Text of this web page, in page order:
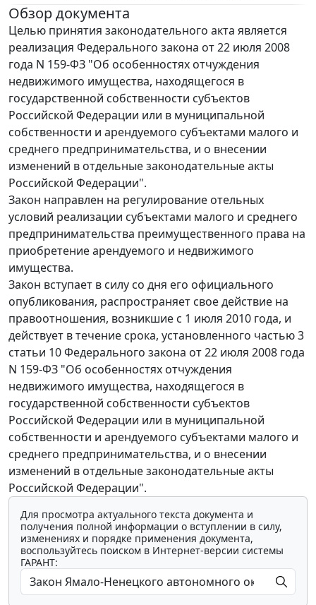
Обзор документа
Целью принятия законодательного акта является
реализация Федерального закона от 22 июля 2008
года N 159-ФЗ "Об особенностях отчуждения
недвижимого имущества, находящегося в
государственной собственности субъектов
Российской Федерации или в муниципальной
собственности и арендуемого субъектами малого и
среднего предпринимательства, и о внесении
изменений в отдельные законодательные акты
Российской Федерации".
Закон направлен на регулирование отельных
условий реализации субъектами малого и среднего
предпринимательства преимущественного права на
приобретение арендуемого и недвижимого
имущества.
Закон вступает в силу со дня его официального
опубликования, распространяет свое действие на
правоотношения, возникшие с 1 июля 2010 года, и
действует в течение срока, установленного частью 3
статьи 10 Федерального закона от 22 июля 2008 года
N 159-ФЗ "Об особенностях отчуждения
недвижимого имущества, находящегося в
государственной собственности субъектов
Российской Федерации или в муниципальной
собственности и арендуемого субъектами малого и
среднего предпринимательства, и о внесении
изменений в отдельные законодательные акты
Российской Федерации".
Для просмотра актуального текста документа и
получения полной информации о вступлении в силу,
изменениях и порядке применения документа,
воспользуйтесь поиском в Интернет-версии системы
ГАРАНТ: